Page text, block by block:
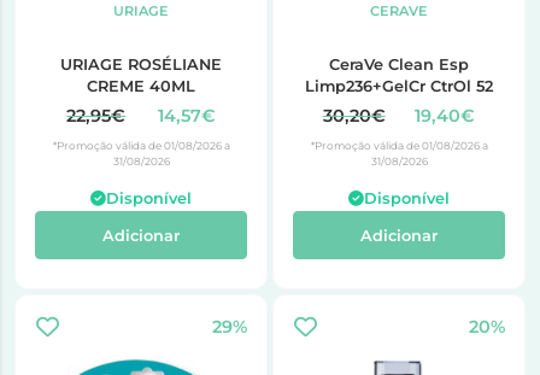
URIAGE
URIAGE ROSÉLIANE
CREME 40ML
22,95€ 14,57€
*Promoção válida de 01/08/2026 a
31/08/2026
Disponível
Adicionar
CERAVE
CeraVe Clean Esp
Limp236+GelCr CtrOl 52
30,20€ 19,40€
*Promoção válida de 01/08/2026 a
31/08/2026
Disponível
Adicionar
29% 20%